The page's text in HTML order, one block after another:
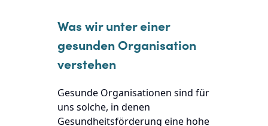
Was wir unter einer
gesunden Organisation
verstehen
Gesunde Organisationen sind für
uns solche, in denen
Gesundheitsförderung eine hohe